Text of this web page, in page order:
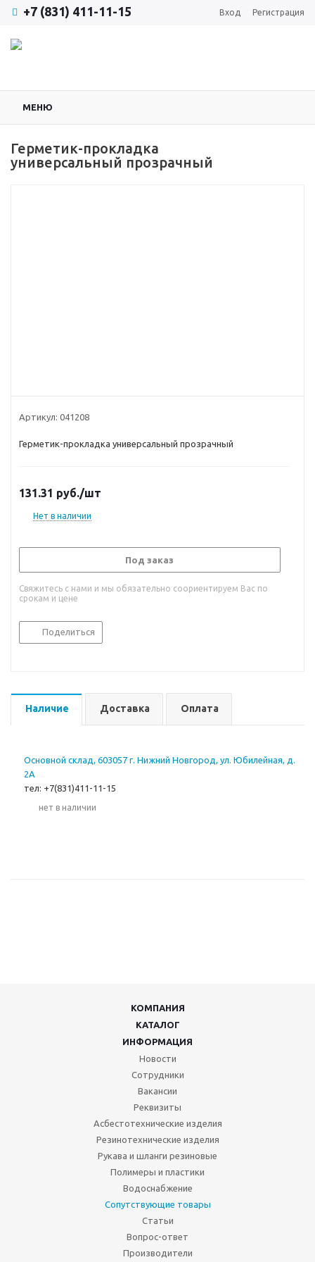
+7 (831) 411-11-15 Вход Регистрация
МЕНЮ
Герметик-прокладка
универсальный прозрачный
Артикул: 041208
Герметик-прокладка универсальный прозрачный
131.31 руб./шт
Нет в наличии
Под заказ
Свяжитесь с нами и мы обязательно соориентируем Вас по
срокам и цене
Поделиться
Наличие Доставка Оплата
Основной склад, 603057 г. Нижний Новгород, ул. Юбилейная, д.
2А
тел: +7(831)411-11-15
Нет в наличии
КОМПАНИЯ
КАТАЛОГ
ИНФОРМАЦИЯ
Новости
Сотрудники
Вакансии
Реквизиты
Асбестотехнические изделия
Резинотехнические изделия
Рукава и шланги резиновые
Полимеры и пластики
Водоснабжение
Сопутствующие товары
Статьи
Вопрос-ответ
Производители